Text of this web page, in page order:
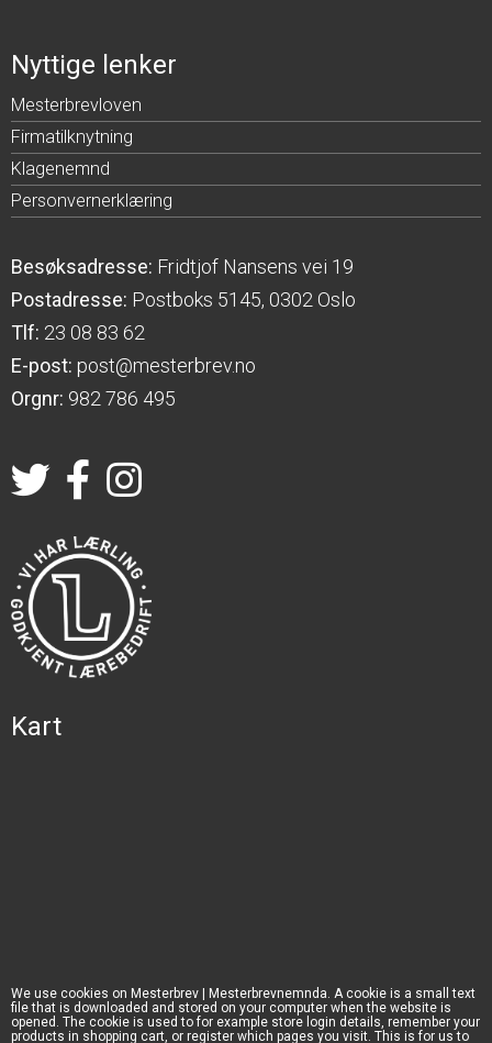
Nyttige lenker
Mesterbrevloven
Firmatilknytning
Klagenemnd
Personvernerklæring
Besøksadresse: Fridtjof Nansens vei 19
Postadresse: Postboks 5145, 0302 Oslo
Tlf: 23 08 83 62
E-post: post@mesterbrev.no
Orgnr: 982 786 495
Kart
We use cookies on Mesterbrev | Mesterbrevnemnda. A cookie is a small text
file that is downloaded and stored on your computer when the website is
opened. The cookie is used to for example store login details, remember your
products in shopping cart, or register which pages you visit. This is for us to